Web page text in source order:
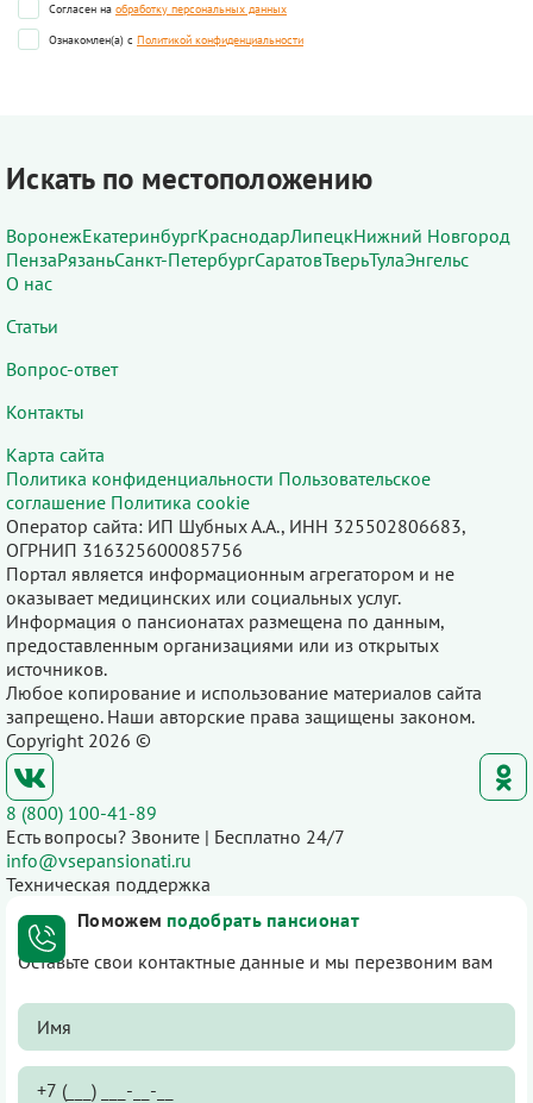
Согласен на обработку персональных данных
Ознакомлен(а) с Политикой конфиденциальности
Искать по местоположению
ВоронежЕкатеринбургКраснодарЛипецкНижний Новгород
ПензаРязаньСанкт-ПетербургСаратовТверьТулаЭнгельс
О нас
Статьи
Вопрос-ответ
Контакты
Карта сайта
Политика конфиденциальности Пользовательское
соглашение Политика cookie
Оператор сайта: ИП Шубных А.А., ИНН 325502806683,
ОГРНИП 316325600085756
Портал является информационным агрегатором и не
оказывает медицинских или социальных услуг.
Информация о пансионатах размещена по данным,
предоставленным организациями или из открытых
источников.
Любое копирование и использование материалов сайта
запрещено. Наши авторские права защищены законом.
Copyright 2026 ©
8 (800) 100-41-89
Есть вопросы? Звоните | Бесплатно 24/7
info@vsepansionati.ru
Техническая поддержка
Поможем подобрать пансионат
Оставьте свои контактные данные и мы перезвоним вам